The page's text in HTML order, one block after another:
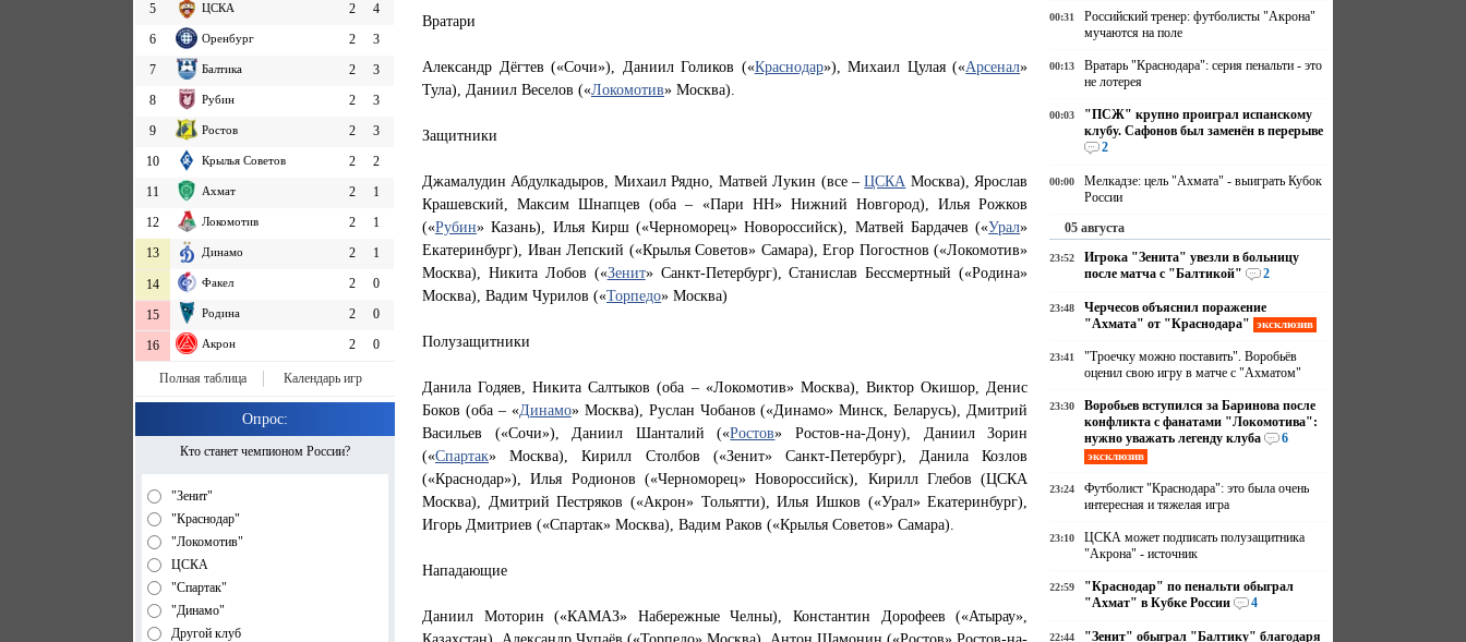
5
ЦСКА 2
4
6
Оренбург 2
3
7
Балтика 2
3
8
Рубин 2
3
9
Ростов 2
3
10
Крылья Советов 2
2
11
Ахмат 2
1
12
Локомотив 2
1
13
Динамо 2 1
14 Факел 2 0
15 Родина 2 0
16 Акрон 2 0
Полная таблица Календарь игр
Опрос:
Кто станет чемпионом России?
"Зенит"
"Краснодар"
"Локомотив"
ЦСКА
"Спартак"
"Динамо"
Другой клуб
Вратари
Александр Дёгтев («Сочи»), Даниил Голиков («Краснодар»), Михаил Цулая («Арсенал»
Тула), Даниил Веселов («Локомотив» Москва).
Защитники
Джамалудин Абдулкадыров, Михаил Рядно, Матвей Лукин (все –ЦСКА Москва), Ярослав
Крашевский, Максим Шнапцев (оба – «Пари НН» Нижний Новгород), Илья Рожков
(«Рубин» Казань), Илья Кирш («Черноморец» Новороссийск), Матвей Бардачев («Урал»
Екатеринбург), Иван Лепский («Крылья Советов» Самара), Егор Погостнов («Локомотив»
Москва), Никита Лобов («Зенит» Санкт-Петербург), Станислав Бессмертный («Родина»
Москва), Вадим Чурилов («Торпедо» Москва)
Полузащитники
Данила Годяев, Никита Салтыков (оба – «Локомотив» Москва), Виктор Окишор, Денис
Боков (оба – «Динамо» Москва), Руслан Чобанов («Динамо» Минск, Беларусь), Дмитрий
Васильев («Сочи»), Даниил Шанталий («Ростов» Ростов-на-Дону), Даниил Зорин
(«Спартак» Москва), Кирилл Столбов («Зенит» Санкт-Петербург), Данила Козлов
(«Краснодар»), Илья Родионов («Черноморец» Новороссийск), Кирилл Глебов (ЦСКА
Москва), Дмитрий Пестряков («Акрон» Тольятти), Илья Ишков («Урал» Екатеринбург),
Игорь Дмитриев («Спартак» Москва), Вадим Раков («Крылья Советов» Самара).
Нападающие
Даниил Моторин («КАМАЗ» Набережные Челны), Константин Дорофеев («Атырау»,
Казахстан), Александр Чупаёв («Торпедо» Москва), Антон Шамонин («Ростов» Ростов-на-
00:31
Российский тренер: футболисты "Акрона"
мучаются на поле
00:13
Вратарь "Краснодара": серия пенальти - это
не лотерея
00:03
"ПСЖ" крупно проиграл испанскому
клубу. Сафонов был заменён в перерыве
2
00:00
Мелкадзе: цель "Ахмата" - выиграть Кубок
России
05 августа
23:52
Игрока "Зенита" увезли в больницу
после матча с "Балтикой"
2
23:48
Черчесов объяснил поражение
"Ахмата" от "Краснодара"
эксклюзив
23:41
"Троечку можно поставить". Воробьёв
оценил свою игру в матче с "Ахматом"
23:30
Воробьев вступился за Баринова после
конфликта с фанатами "Локомотива":
нужно уважать легенду клуба
6
эксклюзив
23:24
Футболист "Краснодара": это была очень
интересная и тяжелая игра
23:10
ЦСКА может подписать полузащитника
"Акрона" - источник
22:59
"Краснодар" по пенальти обыграл
"Ахмат" в Кубке России
4
22:44
"Зенит" обыграл "Балтику" благодаря